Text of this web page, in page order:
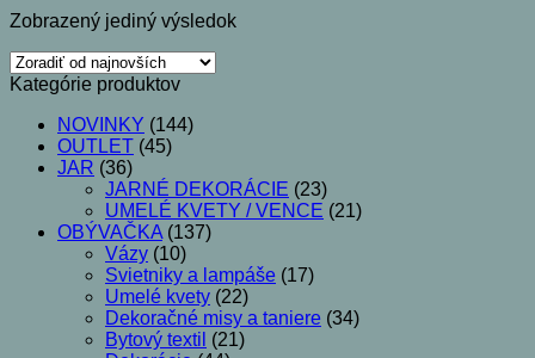
Zobrazený jediný výsledok
Kategórie produktov
NOVINKY (144)
OUTLET (45)
JAR (36)
JARNÉ DEKORÁCIE (23)
UMELÉ KVETY / VENCE (21)
OBÝVAČKA (137)
Vázy (10)
Svietniky a lampáše (17)
Umelé kvety (22)
Dekoračné misy a taniere (34)
Bytový textil (21)